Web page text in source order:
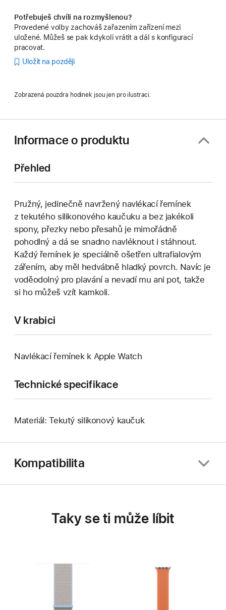
Potřebuješ chvíli na rozmyšlenou?
Provedené volby zachováš zařazením zařízení mezi
uložené. Můžeš se pak kdykoli vrátit a dál s konfigurací
pracovat.
Uložit na později
Zobrazená pouzdra hodinek jsou jen pro ilustraci.
Informace o produktu
Přehled
Pružný, jedinečně navržený navlékací řemínek
z tekutého silikonového kaučuku a bez jakékoli
spony, přezky nebo přesahů je mimořádně
pohodlný a dá se snadno navléknout i stáhnout.
Každý řemínek je speciálně ošetřen ultrafialovým
zářením, aby měl hedvábně hladký povrch. Navíc je
voděodolný pro plavání a nevadí mu ani pot, takže
si ho můžeš vzít kamkoli.
V krabici
Navlékací řemínek k Apple Watch
Technické specifikace
Materiál: Tekutý silikonový kaučuk
Kompatibilita
Taky se ti může líbit